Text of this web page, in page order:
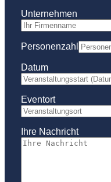
Unternehmen
Personenzahl
Datum
Eventort
Ihre Nachricht